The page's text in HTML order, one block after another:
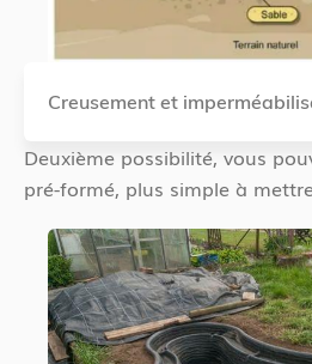
Creusement et
Deuxième possibilité, vous
pré-formé, plus simple à